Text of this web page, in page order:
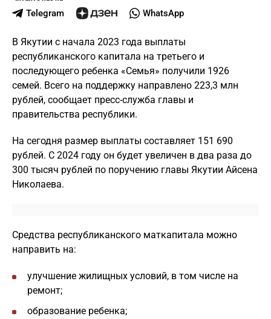
Telegram WhatsApp
В Якутии с начала 2023 года выплаты
республиканского капитала на третьего и
последующего ребенка «Семья» получили 1926
семей. Всего на поддержку направлено 223,3 млн
рублей, сообщает пресс-служба главы и
правительства республики.
На сегодня размер выплаты составляет 151 690
рублей. С 2024 году он будет увеличен в два раза до
300 тысяч рублей по поручению главы Якутии Айсена
Николаева.
Средства республиканского маткапитала можно
направить на:
улучшение жилищных условий, в том числе на
ремонт;
образование ребенка;